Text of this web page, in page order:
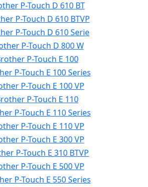
P-Touch D 610 BT
P-Touch D 610 BTVP
P-Touch D 610 Serie
P-Touch D 800 W
P-Touch E 100
P-Touch E 100 Series
P-Touch E 100 VP
P-Touch E 110
P-Touch E 110 Series
P-Touch E 110 VP
P-Touch E 300 VP
P-Touch E 310 BTVP
P-Touch E 500 VP
P-Touch E 550 Series